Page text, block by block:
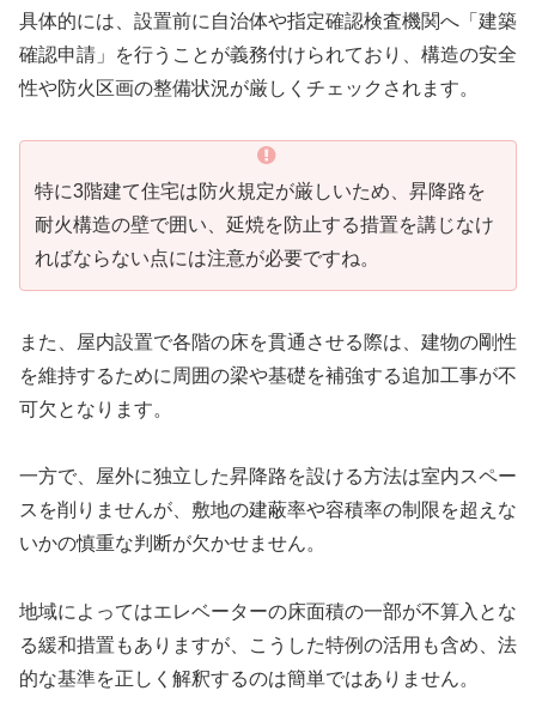
具体的には、設置前に自治体や指定確認検査機関へ「建築
確認申請」を行うことが義務付けられており、構造の安全
性や防火区画の整備状況が厳しくチェックされます。
特に3階建て住宅は防火規定が厳しいため、昇降路を
耐火構造の壁で囲い、延焼を防止する措置を講じなけ
ればならない点には注意が必要ですね。
また、屋内設置で各階の床を貫通させる際は、建物の剛性
を維持するために周囲の梁や基礎を補強する追加工事が不
可欠となります。
一方で、屋外に独立した昇降路を設ける方法は室内スペー
スを削りませんが、敷地の建蔽率や容積率の制限を超えな
いかの慎重な判断が欠かせません。
地域によってはエレベーターの床面積の一部が不算入とな
る緩和措置もありますが、こうした特例の活用も含め、法
的な基準を正しく解釈するのは簡単ではありません。